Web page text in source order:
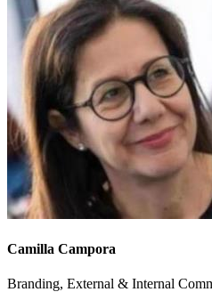
Camilla Campora
Branding, External & Internal